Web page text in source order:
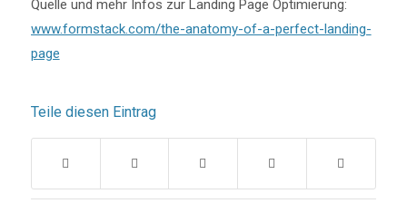
Quelle und mehr Infos zur Landing Page Optimierung:
www.formstack.com/the-anatomy-of-a-perfect-landing-
page
Teile diesen Eintrag